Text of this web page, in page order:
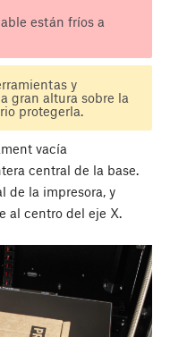
están fríos a
y
gran altura sobre la
protegerla.
vacía
central de la base.
de la impresora, y
al centro del eje X.